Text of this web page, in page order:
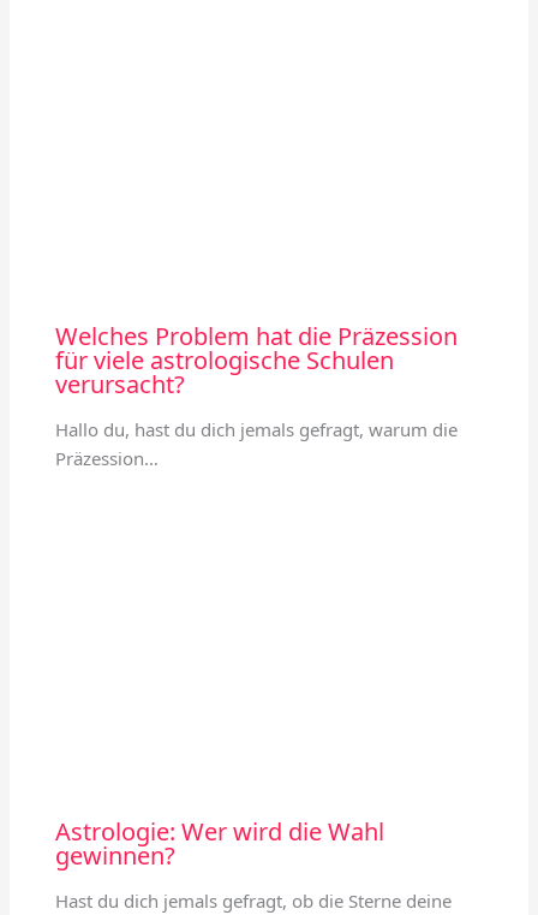
Welches Problem hat die Präzession
für viele astrologische Schulen
verursacht?
Hallo du, hast du dich jemals gefragt, warum die
Präzession…
Astrologie: Wer wird die Wahl
gewinnen?
Hast du dich jemals gefragt, ob die Sterne deine